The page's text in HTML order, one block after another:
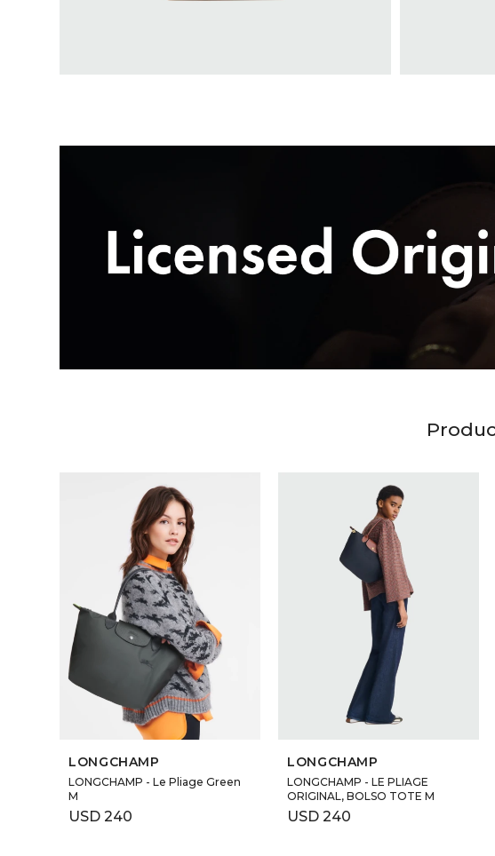
LONGCHAMP
LONGCHAMP - Le Pliage Green
M
USD 240
LONGCHAMP
LONGCHAMP - LE PLIAGE
ORIGINAL, BOLSO TOTE M
USD 240